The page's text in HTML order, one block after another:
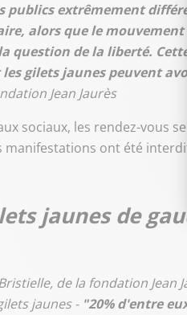
publics extrêmement
alors que le
question de la liberté.
gilets jaunes peuvent
Jean Jaurès
sociaux, les rendez-vous
manifestations ont été
jaunes de
de la fondation Jean
jaunes - "20% d'entre